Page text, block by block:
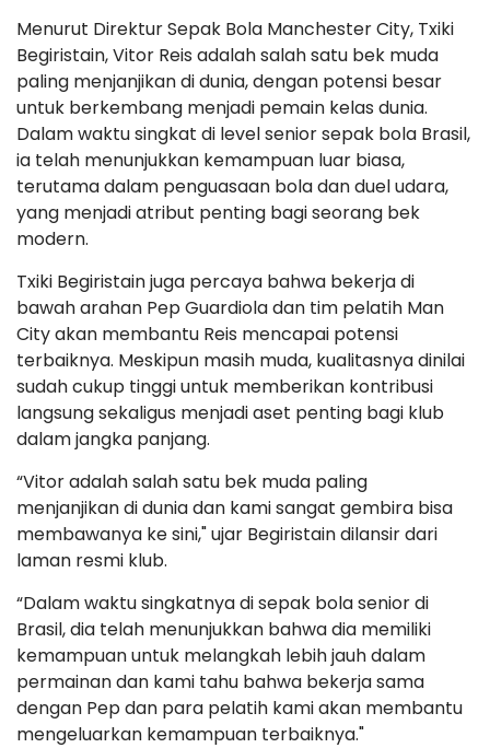
Menurut Direktur Sepak Bola Manchester City, Txiki
Begiristain, Vitor Reis adalah salah satu bek muda
paling menjanjikan di dunia, dengan potensi besar
untuk berkembang menjadi pemain kelas dunia.
Dalam waktu singkat di level senior sepak bola Brasil,
ia telah menunjukkan kemampuan luar biasa,
terutama dalam penguasaan bola dan duel udara,
yang menjadi atribut penting bagi seorang bek
modern.
Txiki Begiristain juga percaya bahwa bekerja di
bawah arahan Pep Guardiola dan tim pelatih Man
City akan membantu Reis mencapai potensi
terbaiknya. Meskipun masih muda, kualitasnya dinilai
sudah cukup tinggi untuk memberikan kontribusi
langsung sekaligus menjadi aset penting bagi klub
dalam jangka panjang.
“Vitor adalah salah satu bek muda paling
menjanjikan di dunia dan kami sangat gembira bisa
membawanya ke sini," ujar Begiristain dilansir dari
laman resmi klub.
“Dalam waktu singkatnya di sepak bola senior di
Brasil, dia telah menunjukkan bahwa dia memiliki
kemampuan untuk melangkah lebih jauh dalam
permainan dan kami tahu bahwa bekerja sama
dengan Pep dan para pelatih kami akan membantu
mengeluarkan kemampuan terbaiknya."